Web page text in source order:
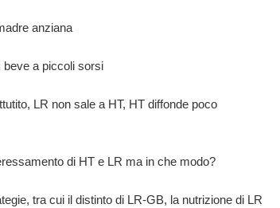
anziana
beve a piccoli sorsi
LR non sale a HT, HT diffonde poco
di HT e LR ma in che modo?
tra cui il distinto di LR-GB, la nutrizione di LR